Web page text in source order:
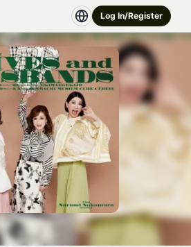
Log In/Register